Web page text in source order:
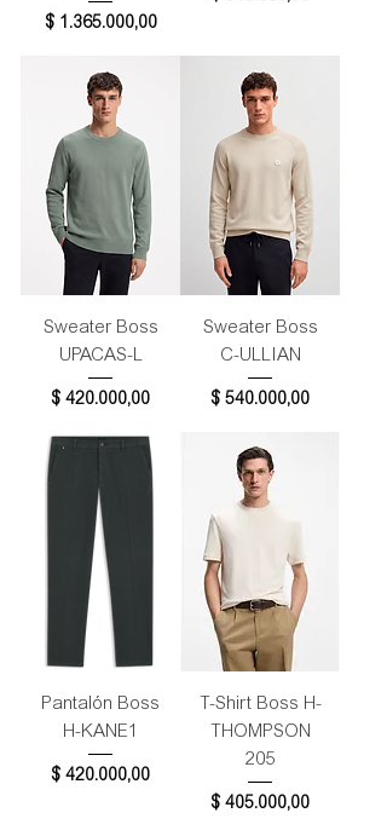
Precio
$ 1.365.000,00
Sweater Boss
UPACAS-L
Precio
$ 420.000,00
Sweater Boss
C-ULLIAN
Precio
$ 540.000,00
Pantalón Boss
H-KANE1
Precio
$ 420.000,00
T-Shirt Boss H-
THOMPSON
205
Precio
$ 405.000,00